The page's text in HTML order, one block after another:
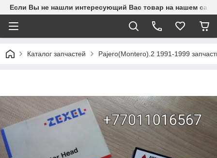
Если Вы не нашли интересующий Вас товар на нашем
Каталог запчастей Pajero(Montero).2 1991-1999